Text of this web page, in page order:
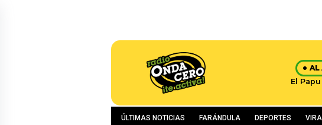
AL
El
ÚLTIMAS NOTICIAS FARÁNDULA DEPORTES